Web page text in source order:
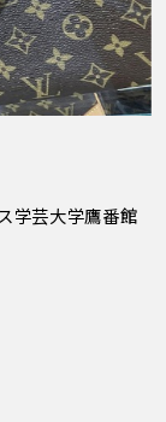
学芸大学鷹番館